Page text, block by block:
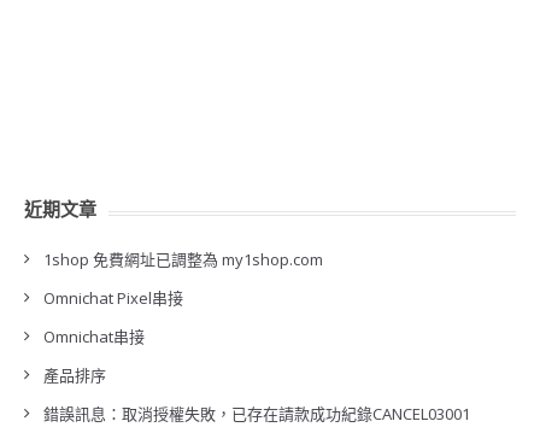
近期文章
1shop 免費網址已調整為 my1shop.com
Omnichat Pixel串接
Omnichat串接
產品排序
錯誤訊息：取消授權失敗，已存在請款成功紀錄CANCEL03001